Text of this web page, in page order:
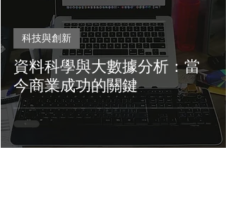
資料科學與大數據分析：當
今商業成功的關鍵
科技與創新